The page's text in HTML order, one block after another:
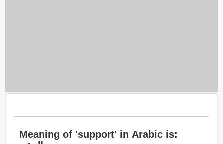
Meaning of 'support' in Arabic is: